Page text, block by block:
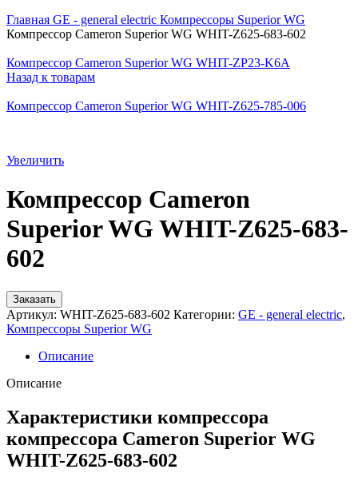
Главная GE - general electric Компрессоры Superior WG
Компрессор Cameron Superior WG WHIT-Z625-683-602
Компрессор Cameron Superior WG WHIT-ZP23-K6A
Назад к товарам
Компрессор Cameron Superior WG WHIT-Z625-785-006
Увеличить
Компрессор Cameron
Superior WG WHIT-Z625-683-
602
Заказать
Артикул: WHIT-Z625-683-602 Категории: GE - general electric,
Компрессоры Superior WG
Описание
Описание
Характеристики компрессора
компрессора Cameron Superior WG
WHIT-Z625-683-602